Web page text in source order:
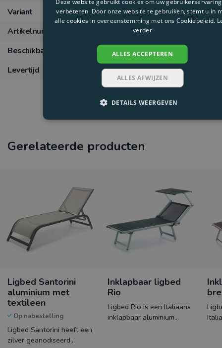
Variant
T3
Artikelnummer
T3standaard
Beschikbaarheid
In backorder
Levertijd
op aanvraag - minimaal 4 weken
Gerelateerde producten
Ligbed Santorini
aluminium met
textileen
Op nabestelling
Ligbed Santorini heeft een
zilver geanodiseerd
Inklapbaar ligbed
Rio
Ligbed Rio is een Italiaans
inklapbaar aluminium
verbeteren. Door onze website te gebruiken, stemt u in
alle cookies in overeenstemming met ons Cookiebeleid.
verder
ALLES ACCEPTEREN
ALLES AFWIJZEN
DETAILS WEERGEVEN